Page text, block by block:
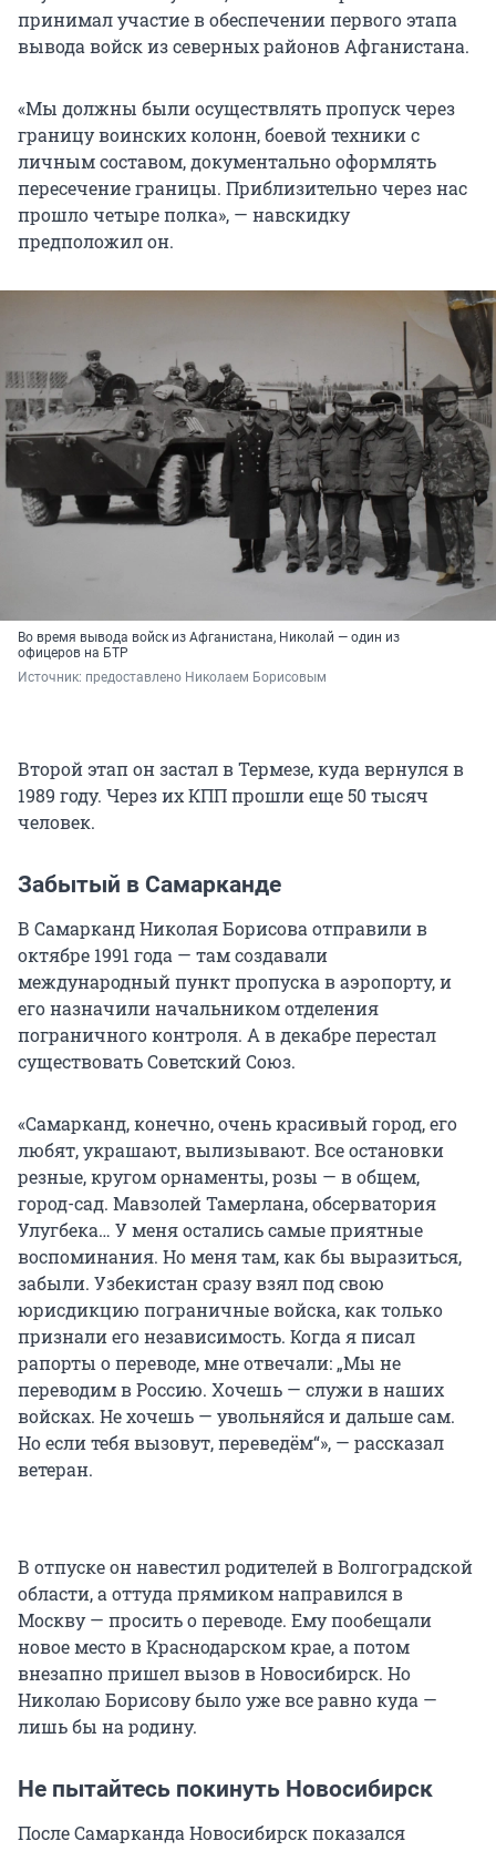
принимал участие в обеспечении первого этапа
вывода войск из северных районов Афганистана.
«Мы должны были осуществлять пропуск через
границу воинских колонн, боевой техники с
личным составом, документально оформлять
пересечение границы. Приблизительно через нас
прошло четыре полка», — навскидку
предположил он.
Во время вывода войск из Афганистана, Николай — один из
офицеров на БТР
Источник: предоставлено Николаем Борисовым
Второй этап он застал в Термезе, куда вернулся в
1989 году. Через их КПП прошли еще 50 тысяч
человек.
Забытый в Самарканде
В Самарканд Николая Борисова отправили в
октябре 1991 года — там создавали
международный пункт пропуска в аэропорту, и
его назначили начальником отделения
пограничного контроля. А в декабре перестал
существовать Советский Союз.
«Самарканд, конечно, очень красивый город, его
любят, украшают, вылизывают. Все остановки
резные, кругом орнаменты, розы — в общем,
город-сад. Мавзолей Тамерлана, обсерватория
Улугбека… У меня остались самые приятные
воспоминания. Но меня там, как бы выразиться,
забыли. Узбекистан сразу взял под свою
юрисдикцию пограничные войска, как только
признали его независимость. Когда я писал
рапорты о переводе, мне отвечали: „Мы не
переводим в Россию. Хочешь — служи в наших
войсках. Не хочешь — увольняйся и дальше сам.
Но если тебя вызовут, переведём“», — рассказал
ветеран.
В отпуске он навестил родителей в Волгоградской
области, а оттуда прямиком направился в
Москву — просить о переводе. Ему пообещали
новое место в Краснодарском крае, а потом
внезапно пришел вызов в Новосибирск. Но
Николаю Борисову было уже все равно куда —
лишь бы на родину.
Не пытайтесь покинуть Новосибирск
После Самарканда Новосибирск показался